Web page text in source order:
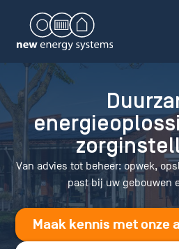
Van advies tot beheer: opwek,
past bij uw gebouwen
Maak kennis met onze